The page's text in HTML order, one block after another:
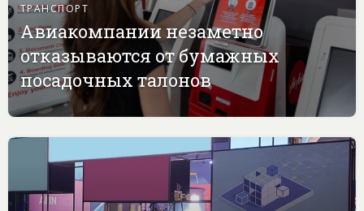
ТРАНСПОРТ
Авиакомпании незаметно
отказываются от бумажных
посадочных талонов